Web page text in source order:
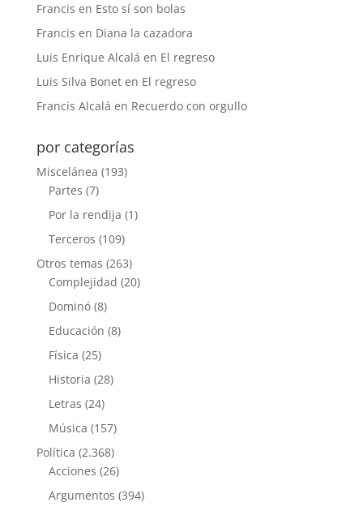
Francis en Esto sí son bolas
Francis en Diana la cazadora
Luis Enrique Alcalá en El regreso
Luis Silva Boneten El regreso
Francis Alcalá en Recuerdo con orgullo
por categorías
Miscelánea (193)
Partes (7)
Por la rendija (1)
Terceros (109)
Otros temas (263)
Complejidad (20)
Dominó(8)
Educación (8)
Física (25)
Historia (28)
Letras (24)
Música (157)
Política (2.368)
Acciones (26)
Argumentos (394)